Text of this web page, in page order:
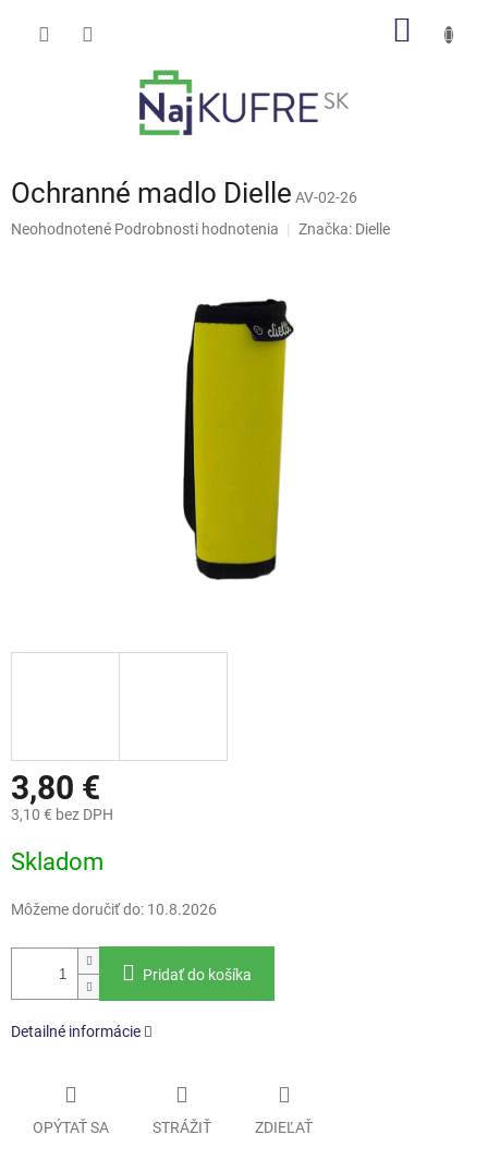
Ochranné madlo Dielle AV-02-26
Priemerné
Neohodnotené Podrobnosti hodnotenia Značka: Dielle
3,80 €
3,10 € bez DPH
cena:
Skladom
Môžeme doručiť do: 10.8.2026
Pridať do košíka
Detailné informácie
OPÝTAŤ SA STRÁŽIŤ ZDIEĽAŤ